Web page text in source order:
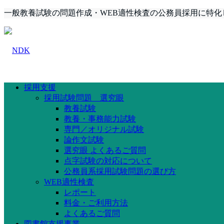
一般教養試験の問題作成・WEB適性検査の公務員採用に特
採用支援
採用試験問題 選究眼
教養試験
教養・事務能力試験
専門／オリジナル試験
論作文試験
選究眼 よくあるご質問
点字試験の対応について
公務員系採用試験問題の選び方
WEB適性検査
レポート
料金・ご利用方法
よくあるご質問